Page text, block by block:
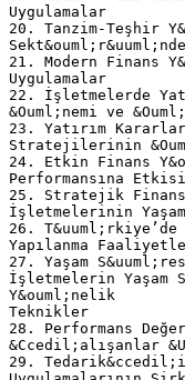
Uygulamalar
20. Tanzim-Teşhir
21. Modern Finans
Uygulamalar
22. İşletmelerde
&Ouml;nemi ve
23. Yatırım
Stratejilerinin
24. Etkin Finans
Performansına Etkisi
25. Stratejik Finans
İşletmelerinin
26. T&uuml;rkiye’de
Yapılanma
27. Yaşam
İşletmelerin Yaşam
Y&ouml;nelik
Teknikler
28. Performans
&Ccedil;alışanlar
29. Tedarik&ccedil;i